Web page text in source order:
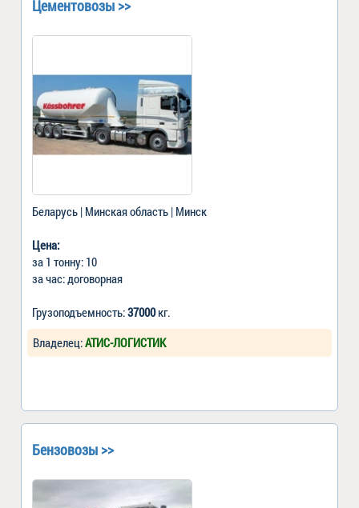
Цементовозы >>
Беларусь | Минская область | Минск
Цена:
за 1 тонну: 10
за час: договорная
Грузоподъемность:37000кг.
Владелец:АТИС-ЛОГИСТИК
Бензовозы >>